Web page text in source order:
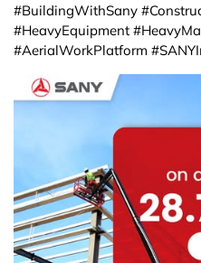
#BuildingWithSany
#HeavyEquipment
#AerialWorkPlatform